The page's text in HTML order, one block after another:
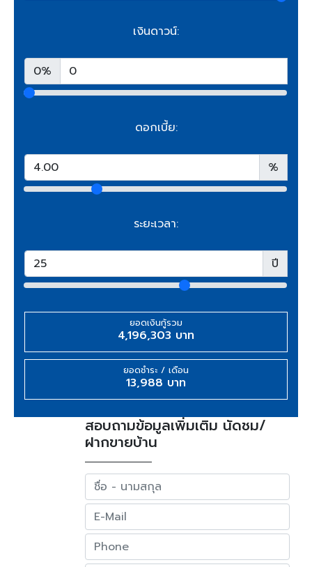
เงินดาวน์:
0%
ดอกเบี้ย:
%
ระยะเวลา:
ปี
ยอดเงินกู้รวม
4,196,303 บาท
ยอดชำระ / เดือน
13,988 บาท
สอบถามข้อมูลเพิ่มเติม นัดชม/
ฝากขายบ้าน